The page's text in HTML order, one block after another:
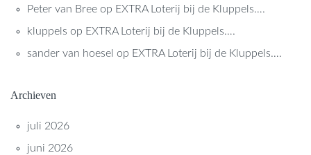
Peter van Bree op EXTRA Loterij bij de Kluppels….
kluppels op EXTRA Loterij bij de Kluppels….
sander van hoesel op EXTRA Loterij bij de Kluppels….
Archieven
juli 2026
juni 2026